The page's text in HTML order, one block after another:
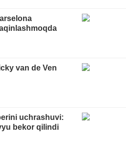
van de Ven
uchrashuvi:
bekor qilindi